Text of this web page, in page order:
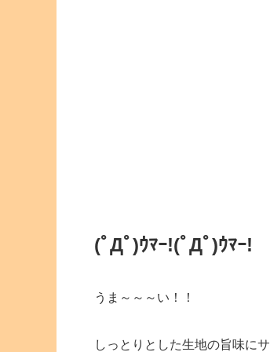
(ﾟДﾟ)ｳﾏｰ!(ﾟДﾟ)ｳﾏｰ!
うま～～～い！！
しっとりとした生地の旨味に